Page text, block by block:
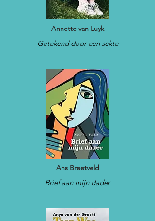
Annette van Luyk
Getekend door een sekte
Ans Breetveld
Brief aan mijn dader